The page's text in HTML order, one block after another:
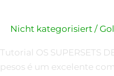
Nicht kategorisiert /
Tutorial OS SUPERSETS
pesos é um excelente